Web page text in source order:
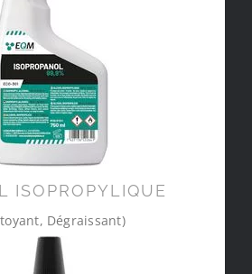
ISOPROPYLIQUE
Dégraissant)